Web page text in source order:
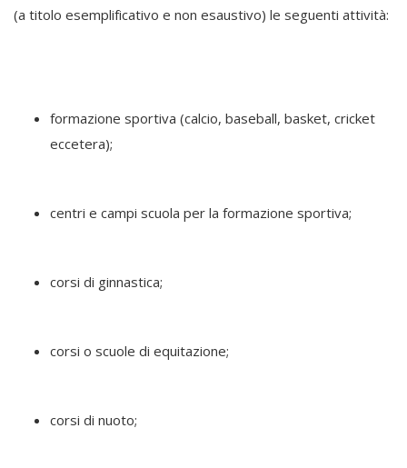
(a titolo esemplificativo e non esaustivo) le seguenti attività:
formazione sportiva (calcio, baseball, basket, cricket
eccetera);
centri e campi scuola per la formazione sportiva;
corsi di ginnastica;
corsi o scuole di equitazione;
corsi di nuoto;